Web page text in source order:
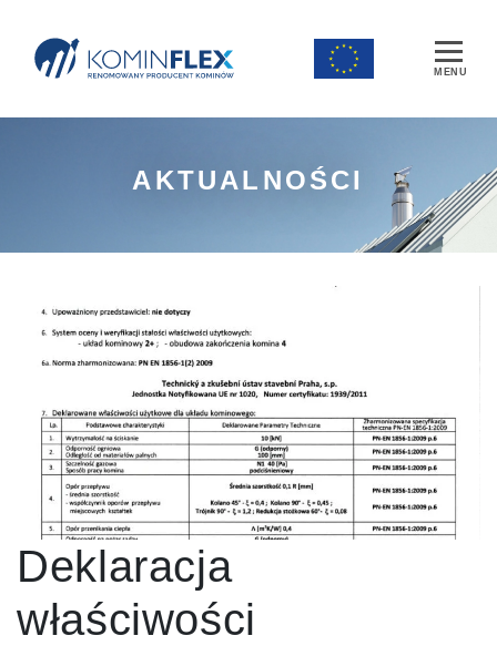
Main Navigation
AKTUALNOŚCI
Deklaracja
właściwości